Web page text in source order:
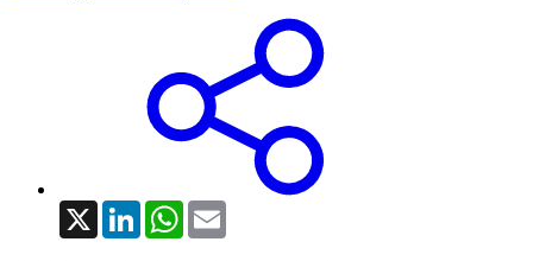
X LinkedInWhatsApp